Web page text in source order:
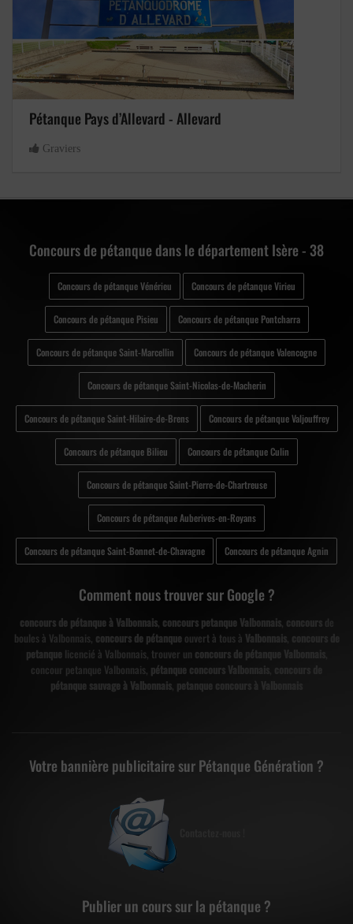
Pétanque Pays d’Allevard - Allevard
Graviers
Concours de pétanque dans le département Isère - 38
Concours de pétanque Vénérieu Concours de pétanque Virieu
Concours de pétanque Pisieu Concours de pétanque Pontcharra
Concours de pétanque Saint-Marcellin Concours de pétanque Valencogne
Concours de pétanque Saint-Nicolas-de-Macherin
Concours de pétanque Saint-Hilaire-de-Brens Concours de pétanque Valjouffrey
Concours de pétanque Bilieu Concours de pétanque Culin
Concours de pétanque Saint-Pierre-de-Chartreuse
Concours de pétanque Auberives-en-Royans
Concours de pétanque Saint-Bonnet-de-Chavagne Concours de pétanque Agnin
Comment nous trouver sur Google ?
concours de pétanque à Valbonnais, concours petanque Valbonnais, concoursde
boules à Valbonnais, concours de pétanqueouvert à tous à Valbonnais, concours de
petanque licencié à Valbonnais, trouver un concours de pétanque Valbonnais
concour petanque Valbonnais, pétanque concours Valbonnais
pétanque sauvage à Valbonnais, petanque concours à Valbonnais
Votre bannière publicitaire sur Pétanque Génération ?
Publier un cours sur la pétanque ?